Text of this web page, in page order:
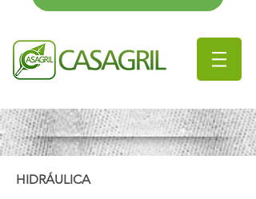
HIDRÁULICA